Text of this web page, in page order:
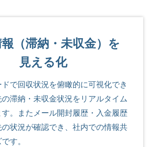
（滞納・未収金）を
見える化
で回収状況を俯瞰的に可視化でき
の滞納・未収金状況をリアルタイム
。またメール開封履歴・入金履歴
状況が確認でき、社内での情報共
す。